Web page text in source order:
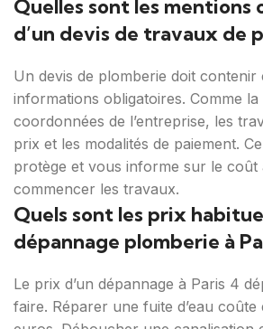
Quelles sont les mentions
d’un devis de travaux de
Un devis de plomberie doit contenir
informations obligatoires. Comme la
coordonnées de l’entreprise, les
prix et les modalités de paiement.
protège et vous informe sur le coût
commencer les travaux.
Quels sont les prix
dépannage plomberie à
Le prix d’un dépannage à Paris 4
faire. Réparer une fuite d’eau